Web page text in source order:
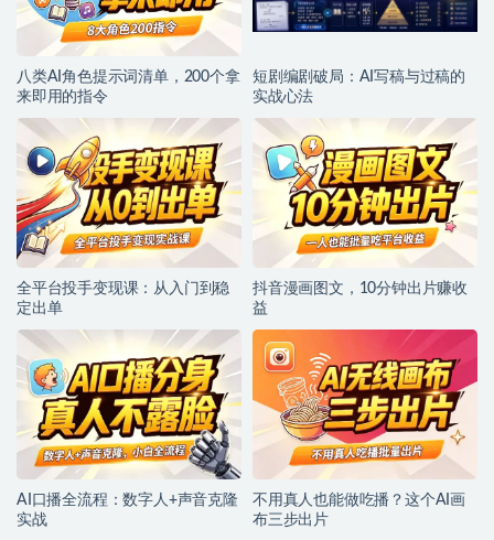
八类AI角色提示词清单，200个拿
来即用的指令
短剧编剧破局：AI写稿与过稿的
实战心法
全平台投手变现课：从入门到稳
定出单
抖音漫画图文，10分钟出片赚收
益
AI口播全流程：数字人+声音克隆
实战
不用真人也能做吃播？这个AI画
布三步出片